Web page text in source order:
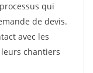
qui
de devis.
avec les
chantiers